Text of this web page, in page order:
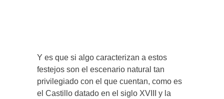
Y es que si algo caracterizan a estos
festejos son el escenario natural tan
privilegiado con el que cuentan, como es
el Castillo datado en el siglo XVIII y la